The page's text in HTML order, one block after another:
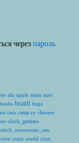
черезпароль
alu apple atom auto
books brazil bugs
cars catap.ru chrome
clock_gettime
clock_monotonic_raw
core crazy world cron